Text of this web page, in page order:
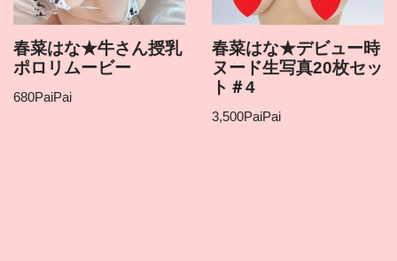
春菜はな★牛さん授乳
ポロリムービー
680PaiPai
春菜はな★デビュー時
ヌード生写真20枚セッ
ト＃4
3,500PaiPai